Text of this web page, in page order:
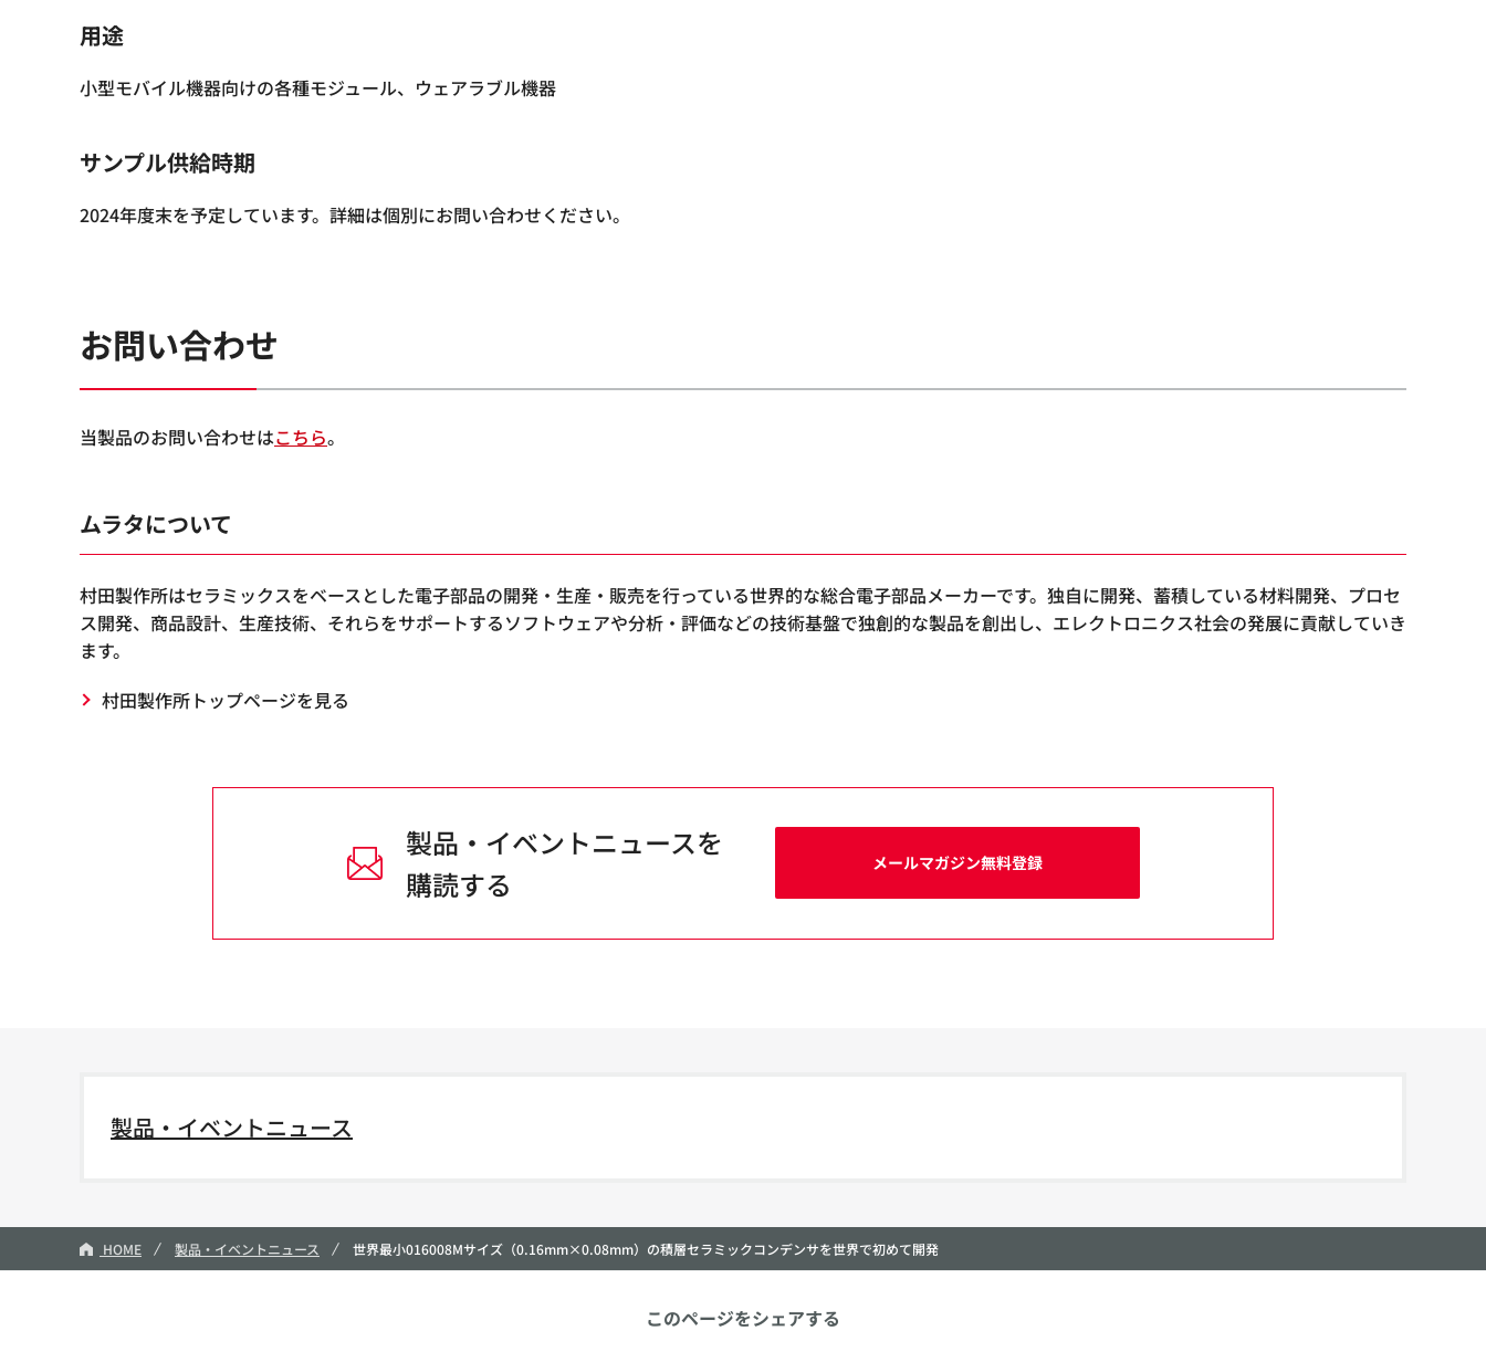
用途
小型モバイル機器向けの各種モジュール、ウェアラブル機器
サンプル供給時期
2024年度末を予定しています。詳細は個別にお問い合わせください。
お問い合わせ
当製品のお問い合わせはこちら。
ムラタについて
村田製作所はセラミックスをベースとした電子部品の開発・生産・販売を行っている世界的な総合電子部品メーカーです。独自に開発、蓄積している材料開発、プロセ
ス開発、商品設計、生産技術、それらをサポートするソフトウェアや分析・評価などの技術基盤で独創的な製品を創出し、エレクトロニクス社会の発展に貢献していき
ます。
村田製作所トップページを見る
製品・イベントニュースを
購読する
メールマガジン無料登録
製品・イベントニュース
HOME 製品・イベントニュース 世界最小016008Mサイズ（0.16mm×0.08mm）の積層セラミックコンデンサを世界で初めて開発
このページをシェアする